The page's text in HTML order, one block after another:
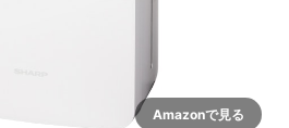
Amazonで見る